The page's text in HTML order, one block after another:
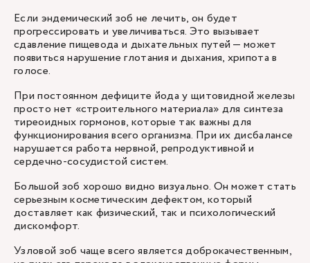
Если эндемический зоб не лечить, он будет
прогрессировать и увеличиваться. Это вызывает
сдавление пищевода и дыхательных путей — может
появиться нарушение глотания и дыхания, хрипота в
голосе.
При постоянном дефиците йода у щитовидной железы
просто нет «строительного материала» для синтеза
тиреоидных гормонов, которые так важны для
функционирования всего организма. При их дисбалансе
нарушается работа нервной, репродуктивной и
сердечно-сосудистой систем.
Большой зоб хорошо видно визуально. Он может стать
серьезным косметическим дефектом, который
доставляет как физический, так и психологический
дискомфорт.
Узловой зоб чаще всего является доброкачественным,